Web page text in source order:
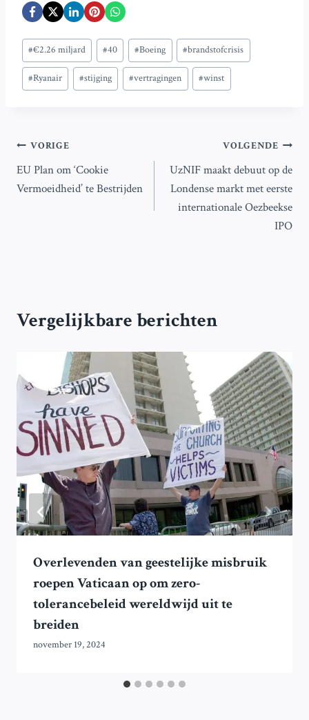
Bericht
tags:
#€2.26 miljard #40 #Boeing #brandstofcrisis
#Ryanair #stijging #vertragingen #winst
Bericht
navigatie
VORIGE
EU Plan om ‘Cookie
Vermoeidheid’ te Bestrijden
VOLGENDE
UzNIF maakt debuut op de
Londense markt met eerste
internationale Oezbeekse
IPO
Vergelijkbare berichten
Overlevenden van geestelijke misbruik
roepen Vaticaan op om zero-
tolerancebeleid wereldwijd uit te
breiden
november 19, 2024